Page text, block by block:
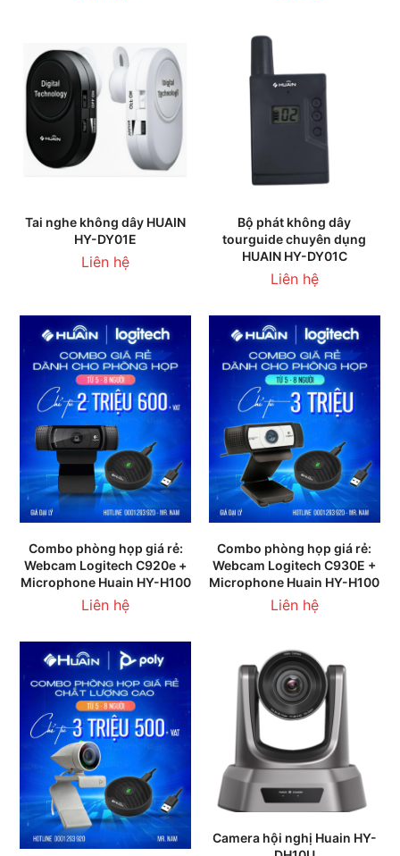
Tai nghe không dây HUAIN
HY-DY01E
Liên hệ
Bộ phát không dây
tourguide chuyên dụng
HUAIN HY-DY01C
Liên hệ
Combo phòng họp giá rẻ:
Webcam Logitech C920e +
Microphone Huain HY-H100
Liên hệ
Combo phòng họp giá rẻ:
Webcam Logitech C930E +
Microphone Huain HY-H100
Liên hệ
Camera hội nghị Huain HY-